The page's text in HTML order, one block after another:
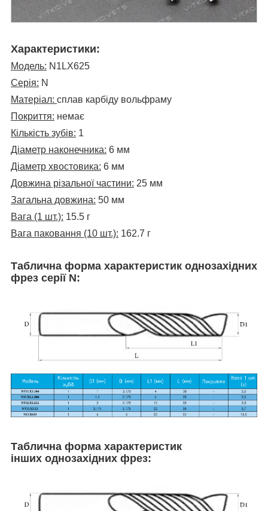
Характеристики:
Модель: N1LX625
Серія: N
Матеріал: сплав карбіду вольфраму
Покриття: немає
Кількість зубів: 1
Діаметр наконечника: 6 мм
Діаметр хвостовика: 6 мм
Довжина різальної частини: 25 мм
Загальна довжина: 50 мм
Вага (1 шт.): 15.5 г
Вага паковання (10 шт.): 162.7 г
Таблична форма характеристик однозахідних
фрез серії N:
Таблична форма характеристик
інших однозахідних фрез: